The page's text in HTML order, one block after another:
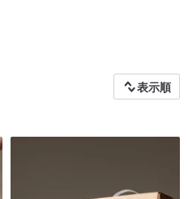
表示順